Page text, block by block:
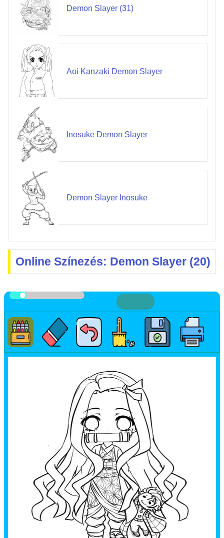
Demon Slayer (31)
Aoi Kanzaki Demon Slayer
Inosuke Demon Slayer
Demon Slayer Inosuke
Online Színezés: Demon Slayer (20)